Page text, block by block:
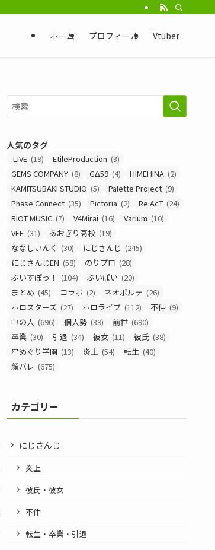
ホーム プロフィール Vtuber
人気のタグ
.LIVE (19) EtileProduction (3)
GEMS COMPANY (8) GΔ59 (4) HIMEHINA (2)
KAMITSUBAKI STUDIO (5) Palette Project (9)
Phase Connect (35) Pictoria (2) Re:AcT (24)
RIOT MUSIC (7) V4Mirai (16) Varium (10)
VEE (31) あおぎり高校 (19)
ななしいんく (30) にじさんじ (245)
にじさんじEN (58) のりプロ (28)
ぶいすぽっ！
(104) ぶいぱい (20)
まとめ (45) コラボ (2) ネオポルテ (26)
ホロスターズ (27) ホロライブ (112) 不仲 (9)
中の人 (696) 個人勢 (39) 前世 (690)
卒業 (30) 引退 (34) 彼女 (11) 彼氏 (38)
星めぐり学園 (13) 炎上 (54) 転生 (40)
顔バレ (675)
カテゴリー
にじさんじ
炎上
彼氏・彼女
不仲
転生・卒業・引退